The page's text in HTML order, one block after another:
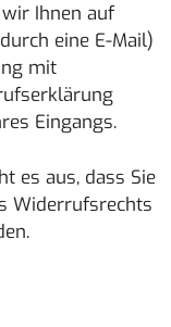
Ihnen auf
eine E-Mail)
mit
Eingangs.
es aus, dass Sie
Widerrufsrechts